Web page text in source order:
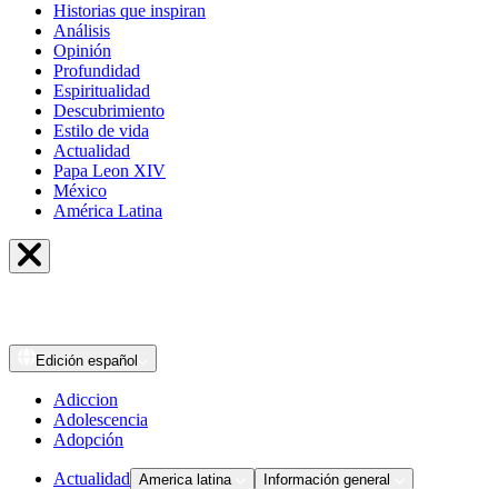
Historias que inspiran
Análisis
Opinión
Profundidad
Espiritualidad
Descubrimiento
Estilo de vida
Actualidad
Papa Leon XIV
México
América Latina
Edición español
Adiccion
Adolescencia
Adopción
Actualidad America latina
Información general